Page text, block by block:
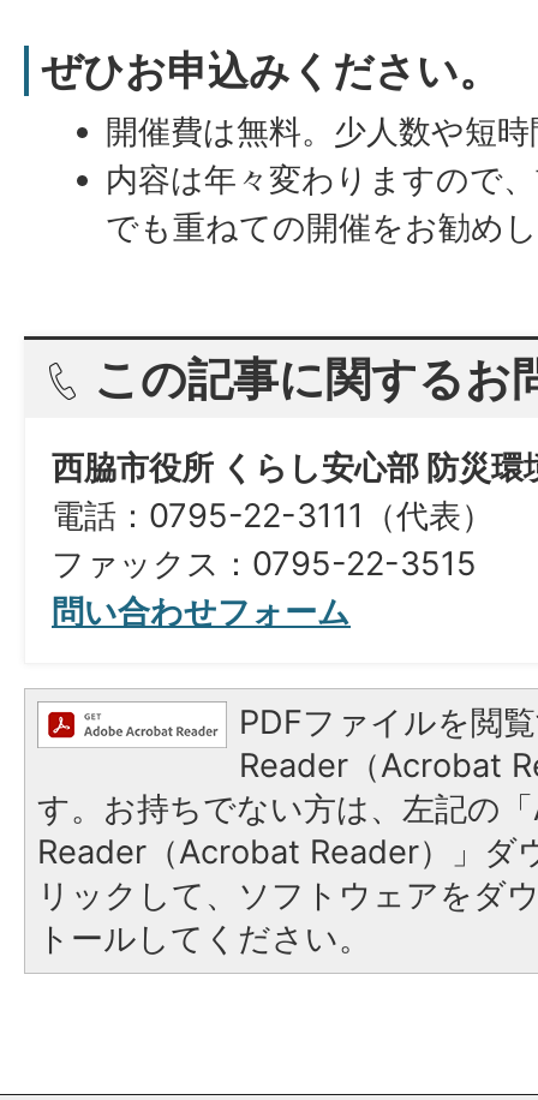
ぜひお申込みください。
開催費は無料。少人数や短
内容は年々変わりますので
でも重ねての開催をお勧め
この記事に関するお
西脇市役所 くらし安心部 防災環
電話：0795-22-3111（代表）
ファックス：0795-22-3515
問い合わせフォーム
PDFファイルを閲
Reader（Acrobat
す。お持ちでない方は、左記の
Reader（Acrobat Reader）」ダ
リックして、ソフトウェアをダ
トールしてください。